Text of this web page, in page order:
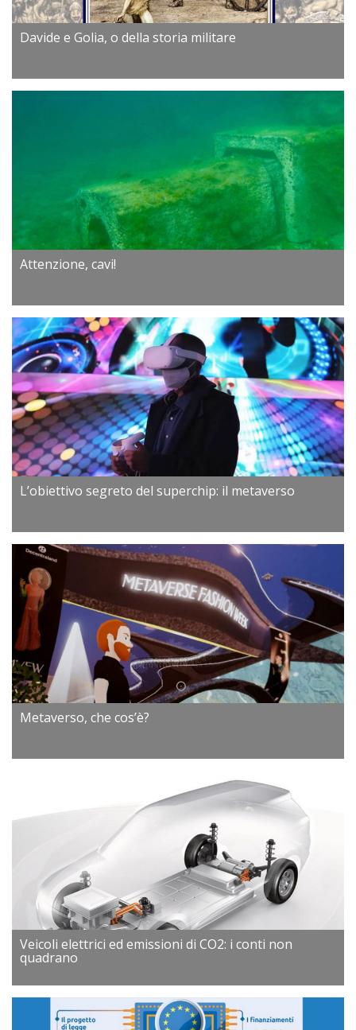
Davide e Golia, o della storia militare
Attenzione, cavi!
L’obiettivo segreto del superchip: il metaverso
Metaverso, che cos’è?
Veicoli elettrici ed emissioni di CO2: i conti non
quadrano